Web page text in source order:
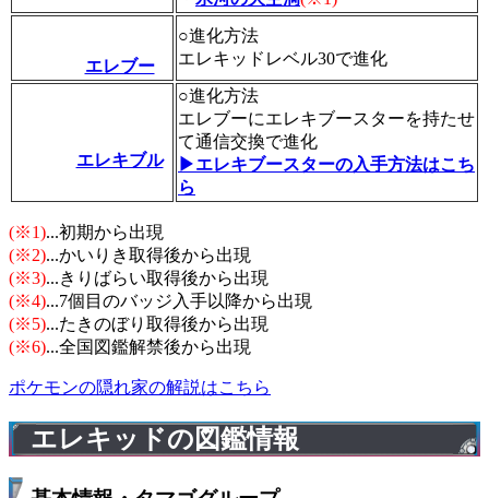
エレブー
○進化方法
エレキッドレベル30で進化
エレキブル
○進化方法
エレブーにエレキブースターを持たせ
て通信交換で進化
▶エレキブースターの入手方法はこち
ら
(※1)...初期から出現
(※2)...かいりき取得後から出現
(※3)...きりばらい取得後から出現
(※4)...7個目のバッジ入手以降から出現
(※5)...たきのぼり取得後から出現
(※6)...全国図鑑解禁後から出現
ポケモンの隠れ家の解説はこちら
エレキッドの図鑑情報